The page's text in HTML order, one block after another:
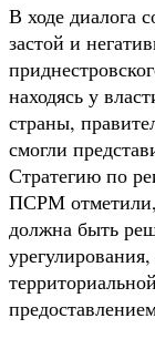
В ходе диалога
застой и
находясь у
страны,
смогли
Стратегию по
ПСРМ отметили,
должна быть